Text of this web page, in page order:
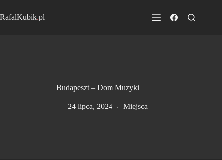
do
treści
RafalKubik.pl
Budapeszt – Dom Muzyki
24 lipca, 2024 Miejsca